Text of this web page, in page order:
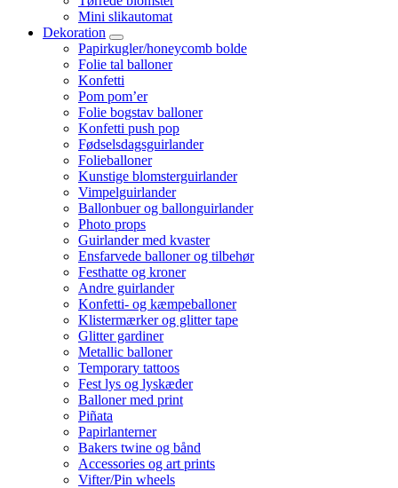
Mini slikautomat
Dekoration
Papirkugler/honeycomb bolde
Folie tal balloner
Konfetti
Pom pom’er
Folie bogstav balloner
Konfetti push pop
Fødselsdagsguirlander
Folieballoner
Kunstige blomsterguirlander
Vimpelguirlander
Ballonbuer og ballonguirlander
Photo props
Guirlander med kvaster
Ensfarvede balloner og tilbehør
Festhatte og kroner
Andre guirlander
Konfetti- og kæmpeballoner
Klistermærker og glitter tape
Glitter gardiner
Metallic balloner
Temporary tattoos
Fest lys og lyskæder
Balloner med print
Piñata
Papirlanterner
Bakers twine og bånd
Accessories og art prints
Vifter/Pin wheels